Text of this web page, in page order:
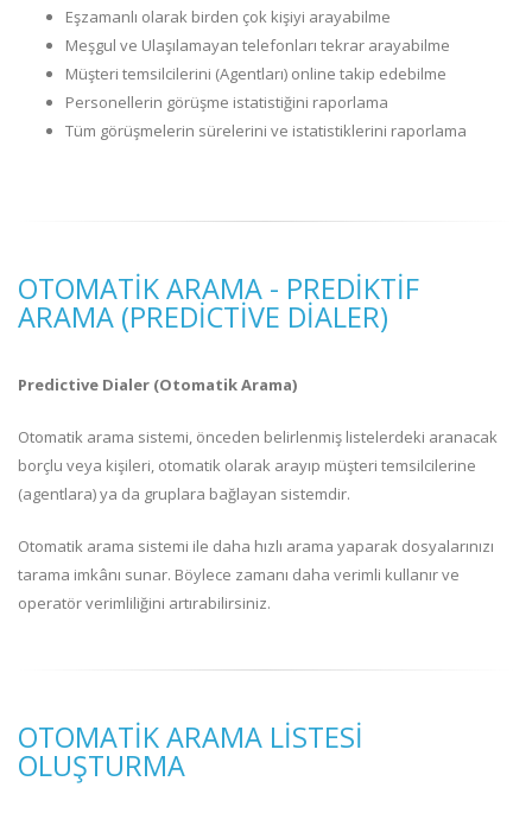
Eşzamanlı olarak birden çok kişiyi arayabilme
Meşgul ve Ulaşılamayan telefonları tekrar arayabilme
Müşteri temsilcilerini (Agentları) online takip edebilme
Personellerin görüşme istatistiğini raporlama
Tüm görüşmelerin sürelerini ve istatistiklerini raporlama
OTOMATIK ARAMA - PREDIKTIF
ARAMA (PREDICTIVE DIALER)
Predictive Dialer (Otomatik Arama)
Otomatik arama sistemi, önceden belirlenmiş listelerdeki aranacak
borçlu veya kişileri, otomatik olarak arayıp müşteri temsilcilerine
(agentlara) ya da gruplara bağlayan sistemdir.
Otomatik arama sistemi ile daha hızlı arama yaparak dosyalarınızı
tarama imkânı sunar. Böylece zamanı daha verimli kullanır ve
operatör verimliliğini artırabilirsiniz.
OTOMATIK ARAMA LISTESI
OLUŞTURMA